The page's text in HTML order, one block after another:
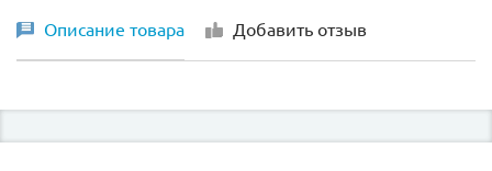
Описание товара Добавить отзыв